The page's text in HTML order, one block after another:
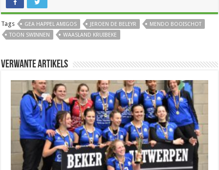
Tags GEA HAPPEL AMIGOS JEROEN DE BELEYR
MENDO BOOISCHOT
TOON SWINNEN
WAASLAND KRUIBEKE
Verwante artikels